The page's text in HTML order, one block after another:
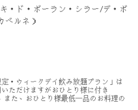
・ド・ボーラン・シラー/デ・ボ
ベルネ）
・ウィークデイ飲み放題プラン」は
ただけますがおひとり様に付き
た、おひとり様最低一品のお料理の